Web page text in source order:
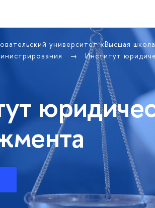
университет «Высшая
Институт